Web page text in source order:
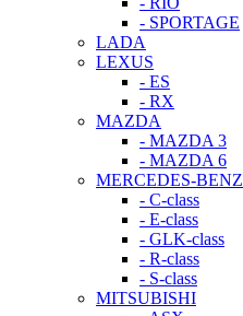
- SPORTAGE
LADA
LEXUS
- ES
- RX
MAZDA
- MAZDA 3
- MAZDA 6
MERCEDES-BENZ
- C-class
- E-class
- GLK-class
- R-class
- S-class
MITSUBISHI